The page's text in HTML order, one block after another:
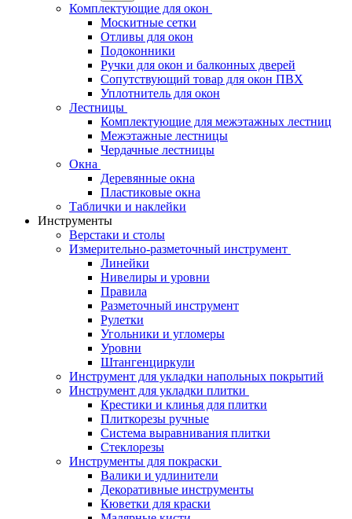
Комплектующие для окон
Москитные сетки
Отливы для окон
Подоконники
Ручки для окон и балконных дверей
Сопутствующий товар для окон ПВХ
Уплотнитель для окон
Лестницы
Комплектующие для межэтажных лестниц
Межэтажные лестницы
Чердачные лестницы
Окна
Деревянные окна
Пластиковые окна
Таблички и наклейки
Инструменты
Верстаки и столы
Измерительно-разметочный инструмент
Линейки
Нивелиры и уровни
Правила
Разметочный инструмент
Рулетки
Угольники и угломеры
Уровни
Штангенциркули
Инструмент для укладки напольных покрытий
Инструмент для укладки плитки
Крестики и клинья для плитки
Плиткорезы ручные
Система выравнивания плитки
Стеклорезы
Инструменты для покраски
Валики и удлинители
Декоративные инструменты
Кюветки для краски